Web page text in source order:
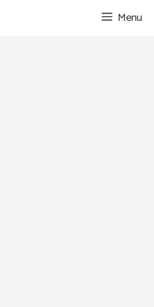
Menu